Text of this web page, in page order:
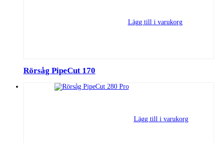
Lägg till i varukorg
Rörsåg PipeCut 170
Lägg till i varukorg